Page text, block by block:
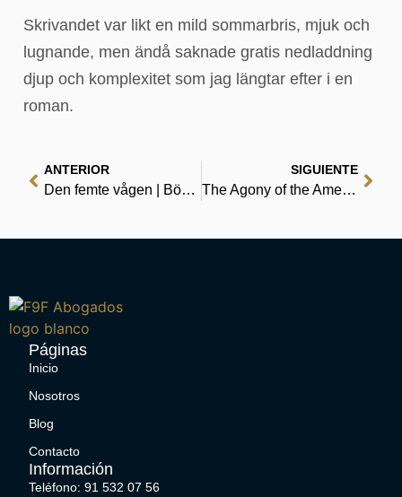
Skrivandet var likt en mild sommarbris, mjuk och
lugnande, men ändå saknade gratis nedladdning
djup och komplexitet som jag längtar efter i en
roman.
ANTERIOR
Den femte vågen | Böcker gratis för dig
SIGUIENTE
The Agony of the American Left | Kindle Ebook
Páginas
Inicio
Nosotros
Blog
Contacto
Información
Teléfono: 91 532 07 56